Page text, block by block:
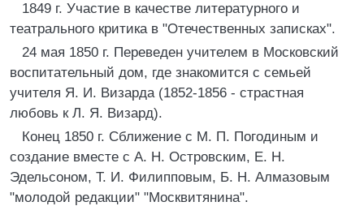
1849 г. Участие в качестве литературного и
театрального критика в "Отечественных записках".
24 мая 1850 г. Переведен учителем в Московский
воспитательный дом, где знакомится с семьей
учителя Я. И. Визарда (1852-1856 - страстная
любовь к Л. Я. Визард).
Конец 1850 г. Сближение с М. П. Погодиным и
создание вместе с А. Н. Островским, Е. Н.
Эдельсоном, Т. И. Филипповым, Б. Н. Алмазовым
"молодой редакции" "Москвитянина".